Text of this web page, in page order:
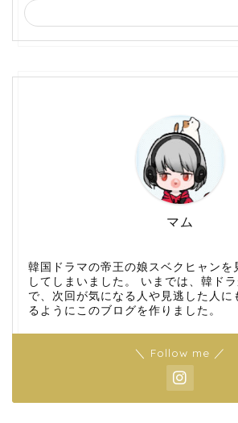
マム
韓国ドラマの帝王の娘スベクヒャンを
してしまいました。 いまでは、韓ド
で、次回が気になる人や見逃した人に
るようにこのブログを作りました。
＼ Follow me ／